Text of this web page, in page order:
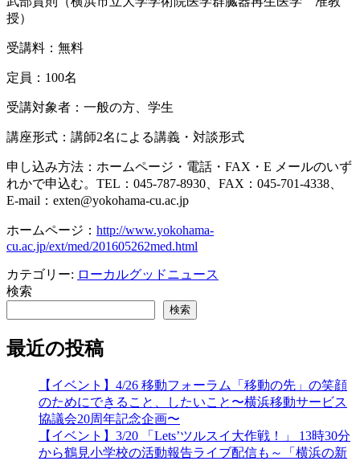
授）
受講料：無料
定員：100名
受講対象者：一般の方、学生
講座形式：講師2名による講義・対談形式
申し込み方法： ホームページ・電話・FAX・E メールのいず
れかで申込む。TEL：045-787-8930、FAX：045-701-4338、
E-mail：exten@yokohama-cu.ac.jp
ホームページ： http://www.yokohama-
cu.ac.jp/ext/med/201605262med.html
カテゴリー: ローカルグッドニュース
検索
検索
最近の投稿
【イベント】4/26 移動フォーラム「移動の先」の笑顔
のためにできること、したいこと〜横浜移動サービス
協議会20周年記念企画〜
【イベント】3/20 「Lets’ツルスイ大作戦！」 13時30分
から鶴見小学校の活動報告ライブ配信も～「横浜の新